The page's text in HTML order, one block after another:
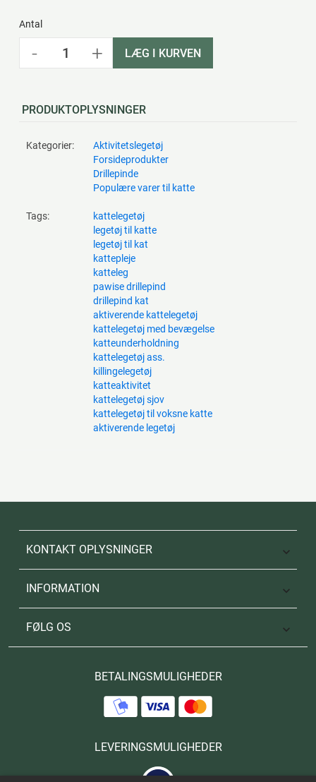
Antal
- + LÆG I KURVEN
PRODUKTOPLYSNINGER
Kategorier:
Aktivitetslegetøj
Forsideprodukter
Drillepinde
Populære varer til katte
Tags:
kattelegetøj
legetøj til katte
legetøj til kat
kattepleje
katteleg
pawise drillepind
drillepind kat
aktiverende kattelegetøj
kattelegetøj med bevægelse
katteunderholdning
kattelegetøj ass.
killingelegetøj
katteaktivitet
kattelegetøj sjov
kattelegetøj til voksne katte
aktiverende legetøj
KONTAKT OPLYSNINGER 
INFORMATION 
FØLG OS 
BETALINGSMULIGHEDER
LEVERINGSMULIGHEDER